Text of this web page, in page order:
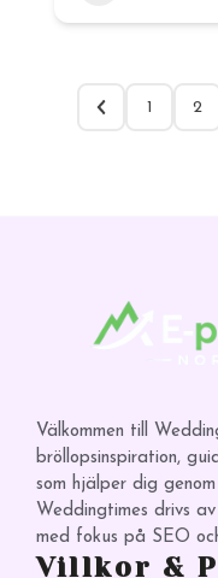
1 2
Välkommen till
bröllopsinspiration,
som hjälper dig
Weddingtimes drivs
med fokus på SEO
Villkor &